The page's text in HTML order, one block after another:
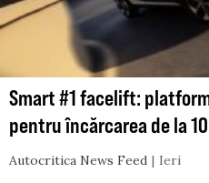
Smart #1 facelift:
pentru încărcarea de la
Autocritica News Feed Ieri